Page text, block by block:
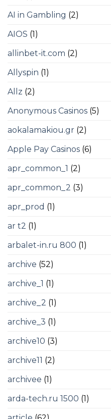
AI in Gambling (2)
AIOS (1)
allinbet-it.com (2)
Allyspin (1)
Allz (2)
Anonymous Casinos (5)
aokalamakiou.gr (2)
Apple Pay Casinos (6)
apr_common_1 (2)
apr_common_2 (3)
apr_prod (1)
ar t2 (1)
arbalet-in.ru 800 (1)
archive (52)
archive_1 (1)
archive_2 (1)
archive_3 (1)
archive10 (3)
archive11 (2)
archivee (1)
arda-tech.ru 1500 (1)